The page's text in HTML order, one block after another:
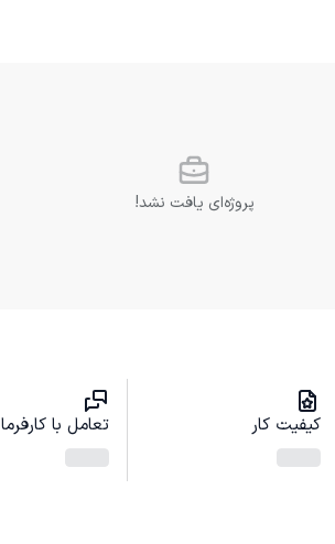
پروژه‌ای یافت نشد!
کیفیت کار تعامل با کارفرما